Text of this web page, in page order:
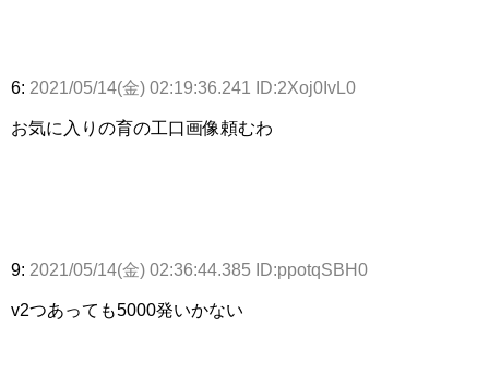
6: 2021/05/14(金) 02:19:36.241 ID:2Xoj0IvL0
お気に入りの育の工口画像頼むわ
9: 2021/05/14(金) 02:36:44.385 ID:ppotqSBH0
v2つあっても5000発いかない